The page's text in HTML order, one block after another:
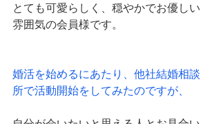
とても可愛らしく、穏やかでお優しい
雰囲気の会員様です。
婚活を始めるにあたり、他社結婚相談
所で活動開始をしてみたのですが、